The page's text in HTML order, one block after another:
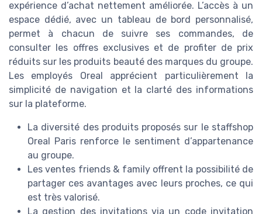
expérience d’achat nettement améliorée. L’accès à un
espace dédié, avec un tableau de bord personnalisé,
permet à chacun de suivre ses commandes, de
consulter les offres exclusives et de profiter de prix
réduits sur les produits beauté des marques du groupe.
Les employés Oreal apprécient particulièrement la
simplicité de navigation et la clarté des informations
sur la plateforme.
La diversité des produits proposés sur le staffshop
Oreal Paris renforce le sentiment d’appartenance
au groupe.
Les ventes friends & family offrent la possibilité de
partager ces avantages avec leurs proches, ce qui
est très valorisé.
La gestion des invitations via un code invitation